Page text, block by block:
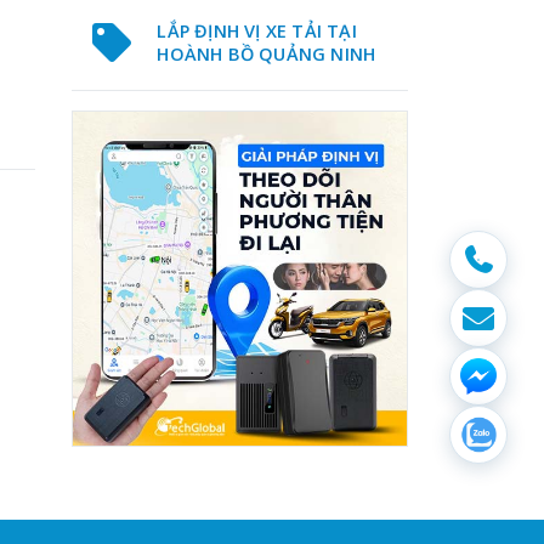
LẮP ĐỊNH VỊ XE TẢI TẠI
HOÀNH BỒ QUẢNG NINH